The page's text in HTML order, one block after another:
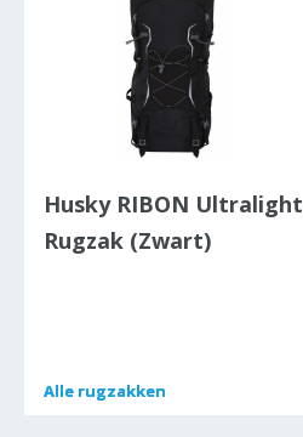
Husky RIBON Ultralight
Rugzak (Zwart)
Alle rugzakken
Alle rugzakken